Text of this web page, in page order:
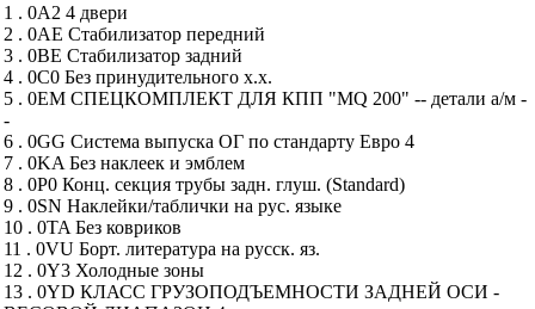
1 . 0A2 4 двери
2 . 0AE Стабилизатор передний
3 . 0BE Стабилизатор задний
4 . 0C0 Без принудительного х.х.
5 . 0EM СПЕЦКОМПЛЕКТ ДЛЯ КПП "MQ 200" -- детали а/м -
-
6 . 0GG Система выпуска ОГ по стандарту Евро 4
7 . 0KA Без наклеек и эмблем
8 . 0P0 Конц. секция трубы задн. глуш. (Standard)
9 . 0SN Наклейки/таблички на рус. языке
10 . 0TA Без ковриков
11 . 0VU Борт. литература на русск. яз.
12 . 0Y3 Холодные зоны
13 . 0YD КЛАСС ГРУЗОПОДЪЕМНОСТИ ЗАДНЕЙ ОСИ -